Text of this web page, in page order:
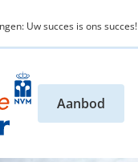
Uw succes is ons succes!
Aanbod